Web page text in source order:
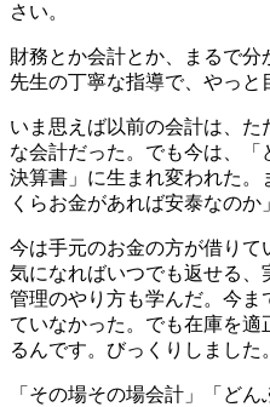
さい。
財務とか会計とか、まるで
先生の丁寧な指導で、やっと
いま思えば以前の会計は、た
な会計だった。でも今は、
決算書」に生まれ変われた
くらお金があれば安泰なのか
今は手元のお金の方が借り
気になればいつでも返せる
管理のやり方も学んだ。今ま
ていなかった。でも在庫を適
るんです。びっくりしました。
「その場その場会計」「ど